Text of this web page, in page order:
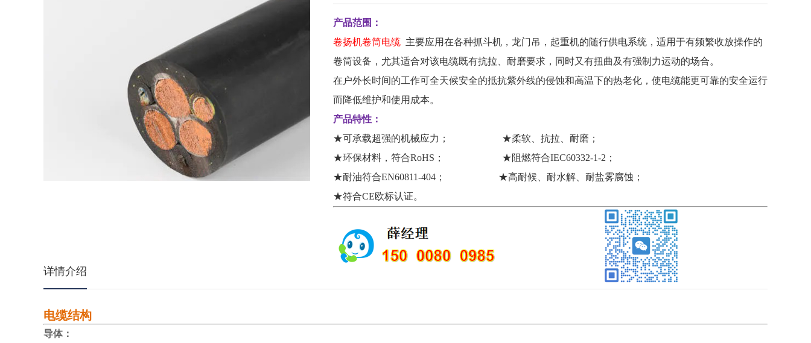
产品范围：
卷扬机卷筒电缆 主要应用在各种抓斗机，龙门吊，起重机的随行供电系统，适用于有频繁收放操作的
卷筒设备，尤其适合对该电缆既有抗拉、耐磨要求，同时又有扭曲及有强制力运动的场合。
在户外长时间的工作可全天候安全的抵抗紫外线的侵蚀和高温下的热老化，使电缆能更可靠的安全运行
而降低维护和使用成本。
产品特性：
★可承载超强的机械应力； ★柔软、抗拉、耐磨；
★环保材料，符合RoHS； ★阻燃符合IEC60332-1-2；
★耐油符合EN60811-404； ★高耐候、耐水解、耐盐雾腐蚀；
★符合CE欧标认证。
详情介绍
电缆结构
导体：